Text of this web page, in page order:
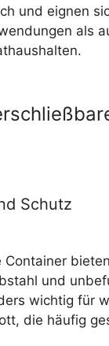
und eignen
als
Schutz
Container
und
wichtig für
, die häufig